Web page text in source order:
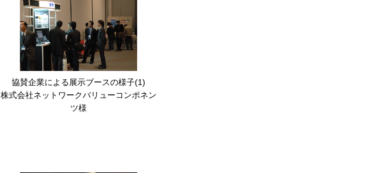
協賛企業による展示ブースの様子(1)
株式会社ネットワークバリューコンポネン
ツ様